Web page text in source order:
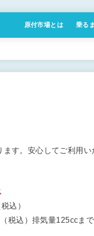
原付市場とは 乗る
す。安心してご利用
込）
税込）排気量125ccまで